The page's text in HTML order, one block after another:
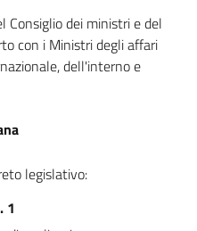
Consiglio dei ministri e del
con i Ministri degli affari
dell'interno e
legislativo:
1